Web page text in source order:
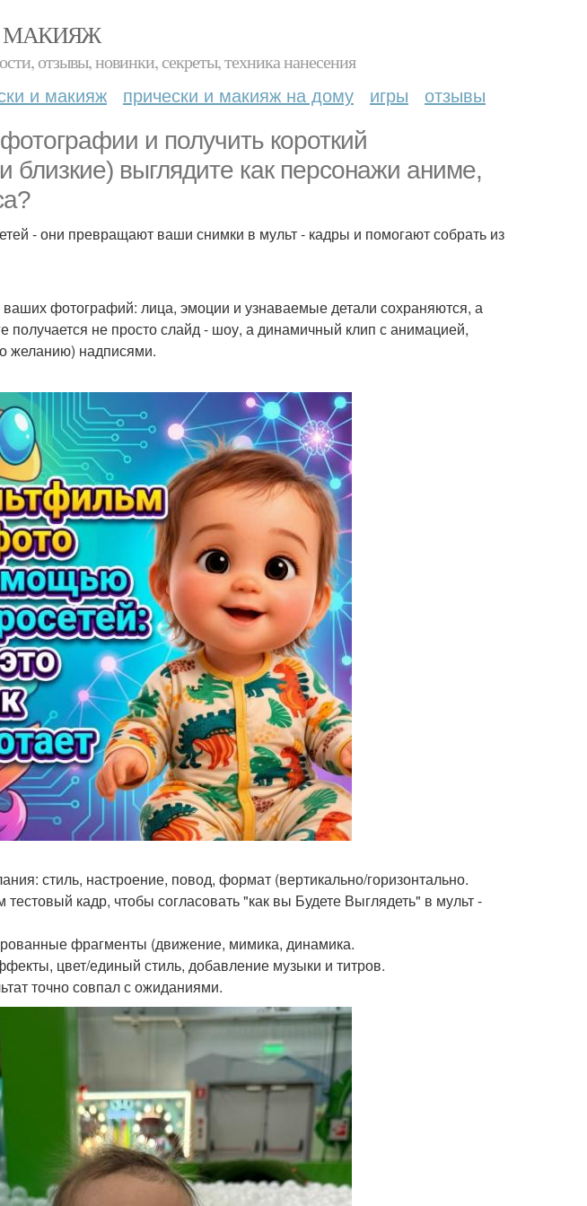
МАКИЯЖ
отзывы, новинки, секреты, техника нанесения
и макияж прически и макияж на дому игры отзывы
и получить короткий
близкие) выглядите как персонажи аниме,
- они превращают ваши снимки в мульт - кадры и помогают собрать из
фотографий: лица, эмоции и узнаваемые детали сохраняются, а
получается не просто слайд - шоу, а динамичный клип с анимацией,
желанию) надписями.
стиль, настроение, повод, формат (вертикально/горизонтально.
кадр, чтобы согласовать "как вы Будете Выглядеть" в мульт -
фрагменты (движение, мимика, динамика.
цвет/единый стиль, добавление музыки и титров.
точно совпал с ожиданиями.